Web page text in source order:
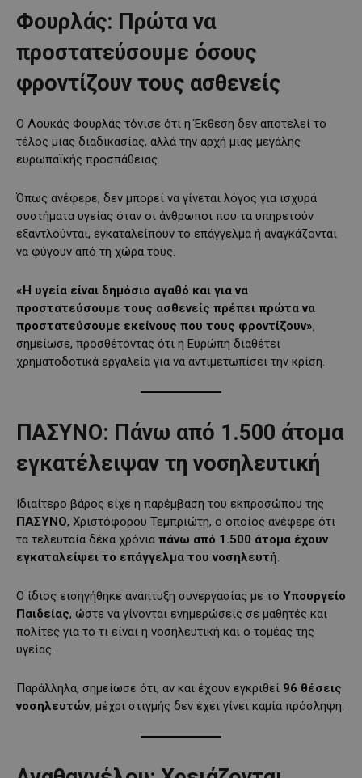
Φουρλάς: Πρώτα να
προστατεύσουμε όσους
φροντίζουν τους ασθενείς
Ο Λουκάς Φουρλάς τόνισε ότι η Έκθεση δεν αποτελεί το
τέλος μιας διαδικασίας, αλλά την αρχή μιας μεγάλης
ευρωπαϊκής προσπάθειας.
Όπως ανέφερε, δεν μπορεί να γίνεται λόγος για ισχυρά
συστήματα υγείας όταν οι άνθρωποι που τα υπηρετούν
εξαντλούνται, εγκαταλείπουν το επάγγελμα ή αναγκάζονται
να φύγουν από τη χώρα τους.
«Η υγεία είναι δημόσιο αγαθό και για να
προστατεύσουμε τους ασθενείς πρέπει πρώτα να
προστατεύσουμε εκείνους που τους φροντίζουν»,
σημείωσε, προσθέτοντας ότι η Ευρώπη διαθέτει
χρηματοδοτικά εργαλεία για να αντιμετωπίσει την κρίση.
ΠΑΣΥΝΟ: Πάνω από 1.500 άτομα
εγκατέλειψαν τη νοσηλευτική
Ιδιαίτερο βάρος είχε η παρέμβαση του εκπροσώπου της
ΠΑΣΥΝΟ, Χριστόφορου Τεμπριώτη, ο οποίος ανέφερε ότι
τα τελευταία δέκα χρόνια πάνω από 1.500 άτομα έχουν
εγκαταλείψει το επάγγελμα του νοσηλευτή.
Ο ίδιος εισηγήθηκε ανάπτυξη συνεργασίας με το Υπουργείο
Παιδείας, ώστε να γίνονται ενημερώσεις σε μαθητές και
πολίτες για το τι είναι η νοσηλευτική και ο τομέας της
υγείας.
Παράλληλα, σημείωσε ότι, αν και έχουν εγκριθεί 96 θέσεις
νοσηλευτών, μέχρι στιγμής δεν έχει γίνει καμία πρόσληψη.